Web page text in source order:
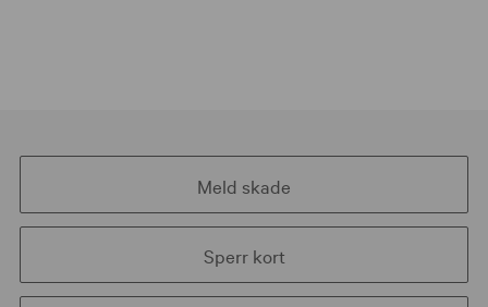
Meld skade
Sperr kort